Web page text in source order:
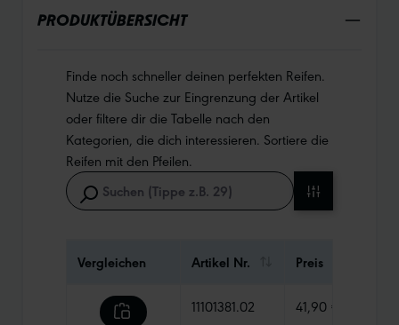
PRODUKTÜBERSICHT
Finde noch schneller deinen perfekten Reifen.
Nutze die Suche zur Eingrenzung der Artikel
oder filtere dir die Tabelle nach den
Kategorien, die dich interessieren. Sortiere die
Reifen mit den Pfeilen.
Vergleichen Artikel Nr. Preis
11101381.02 41,90 €